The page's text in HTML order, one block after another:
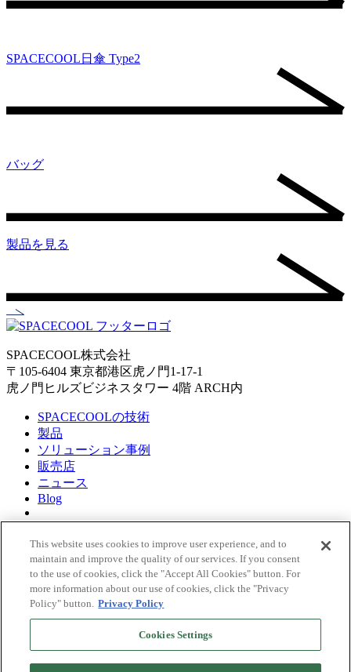
SPACECOOL日傘 Type2
バッグ
製品を見る
SPACECOOL株式会社
〒105-6404 東京都港区虎ノ門1-17-1
虎ノ門ヒルズビジネスタワー 4階 ARCH内
SPACECOOLの技術
製品
ソリューション事例
販売店
ニュース
Blog
About Us
企業理念
CEOメッセージ
メンバー紹介
サステナビリティ
会社概要
受賞歴
Copyright© SPACECOOL INC. All Rights Reserved.
This website uses cookies to improve user experience, and to
maintain and improve the quality of our services. If you consent
to the use of cookies, click the "Accept All Cookies" button. For
more information about our use of cookies, click the "Privacy
Policy" button. Privacy Policy
Cookies Settings